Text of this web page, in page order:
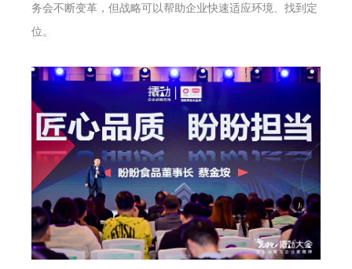
务会不断变革，但战略可以帮助企业快速适应环境、找到定
位。